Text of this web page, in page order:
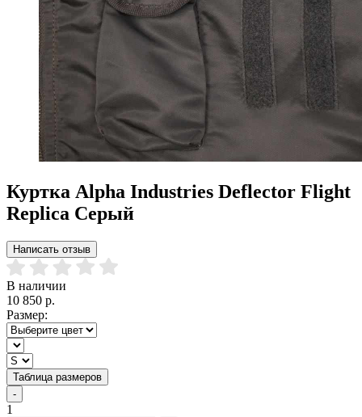
Куртка Alpha Industries Deflector Flight
Replica Серый
Написать отзыв
В наличии
10 850 р.
Размер:
Таблица размеров
-
1